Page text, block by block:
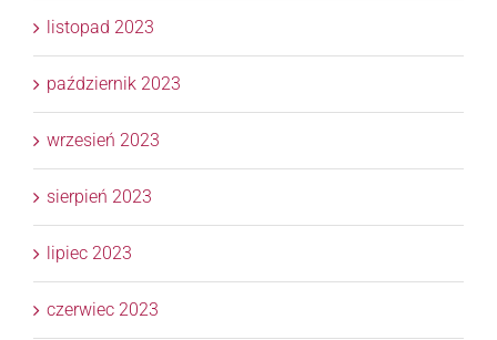
listopad 2023
październik 2023
wrzesień 2023
sierpień 2023
lipiec 2023
czerwiec 2023